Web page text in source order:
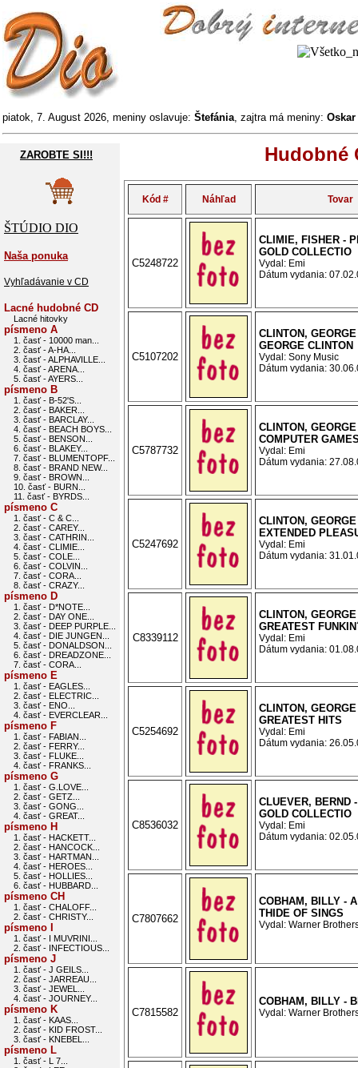
piatok, 7. August 2026, meniny oslavuje: Štefánia, zajtra má meniny: Oskar
ZAROBTE SI!!!
ŠTÚDIO DIO
Naša ponuka
Vyhľadávanie v CD
Lacné hudobné CD
Lacné hitovky
písmeno A
1. časť - 10000 man...
2. časť - A-HA...
3. časť - ALPHAVILLE...
4. časť - ARENA...
5. časť - AYERS...
písmeno B
1. časť - B-52'S...
2. časť - BAKER...
3. časť - BARCLAY...
4. časť - BEACH BOYS...
5. časť - BENSON...
6. časť - BLAKEY...
7. časť - BLUMENTOPF...
8. časť - BRAND NEW...
9. časť - BROWN...
10. časť - BURN...
11. časť - BYRDS...
písmeno C
1. časť - C & C...
2. časť - CAREY...
3. časť - CATHRIN...
4. časť - CLIMIE...
5. časť - COLE...
6. časť - COLVIN...
7. časť - CORA...
8. časť - CRAZY...
písmeno D
1. časť - D*NOTE...
2. časť - DAY ONE...
3. časť - DEEP PURPLE...
4. časť - DIE JUNGEN...
5. časť - DONALDSON...
6. časť - DREADZONE...
7. časť - CORA...
písmeno E
1. časť - EAGLES...
2. časť - ELECTRIC...
3. časť - ENO...
4. časť - EVERCLEAR...
písmeno F
1. časť - FABIAN...
2. časť - FERRY...
3. časť - FLUKE...
4. časť - FRANKS...
písmeno G
1. časť - G.LOVE...
2. časť - GETZ...
3. časť - GONG...
4. časť - GREAT...
písmeno H
1. časť - HACKETT...
2. časť - HANCOCK...
3. časť - HARTMAN...
4. časť - HEROES...
5. časť - HOLLIES...
6. časť - HUBBARD...
písmeno CH
1. časť - CHALOFF...
2. časť - CHRISTY...
písmeno I
1. časť - I MUVRINI...
2. časť - INFECTIOUS...
písmeno J
1. časť - J GEILS...
2. časť - JARREAU...
3. časť - JEWEL...
4. časť - JOURNEY...
písmeno K
1. časť - KAAS...
2. časť - KID FROST...
3. časť - KNEBEL...
písmeno L
1. časť - L 7...
Hudobné
Kód # Náhľad Tovar
C5248722
CLIMIE, FISHER -
GOLD COLLECTIO
Vydal: Emi
Dátum vydania:
C5107202
CLINTON,
GEORGE CLINTON
Vydal: Sony Music
Dátum vydania:
C5787732
CLINTON,
COMPUTER
Vydal: Emi
Dátum vydania:
C5247692
CLINTON,
EXTENDED
Vydal: Emi
Dátum vydania:
C8339112
CLINTON,
GREATEST
Vydal: Emi
Dátum vydania:
C5254692
CLINTON,
GREATEST HITS
Vydal: Emi
Dátum vydania:
C8536032
CLUEVER, BERND
GOLD COLLECTIO
Vydal: Emi
Dátum vydania:
C7807662
COBHAM, BILLY -
THIDE OF SINGS
Vydal: Warner
C7815582
COBHAM, BILLY -
Vydal: Warner